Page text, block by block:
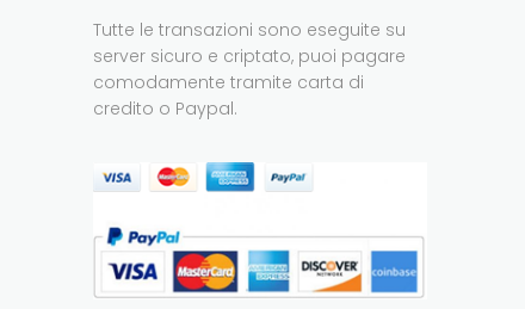
Tutte le transazioni sono eseguite su
server sicuro e criptato, puoi pagare
comodamente tramite carta di
credito o Paypal.